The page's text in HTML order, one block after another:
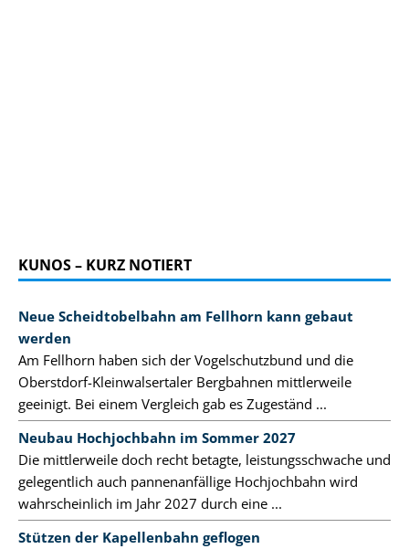
KUNOS – KURZ NOTIERT
Neue Scheidtobelbahn am Fellhorn kann gebaut
werden
Am Fellhorn haben sich der Vogelschutzbund und die
Oberstdorf-Kleinwalsertaler Bergbahnen mittlerweile
geeinigt. Bei einem Vergleich gab es Zugeständ ...
Neubau Hochjochbahn im Sommer 2027
Die mittlerweile doch recht betagte, leistungsschwache und
gelegentlich auch pannenanfällige Hochjochbahn wird
wahrscheinlich im Jahr 2027 durch eine ...
Stützen der Kapellenbahn geflogen